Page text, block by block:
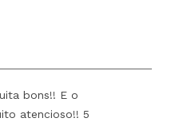
bons!! E o
atencioso!! 5